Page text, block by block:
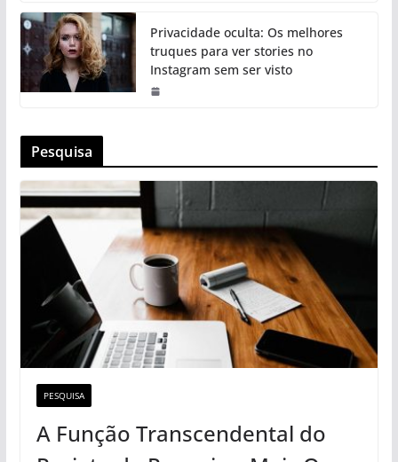
Privacidade oculta: Os melhores
truques para ver stories no
Instagram sem ser visto
Pesquisa
PESQUISA
A Função Transcendental do